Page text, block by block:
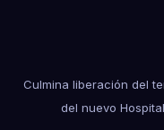
Culmina liberación del
del nuevo